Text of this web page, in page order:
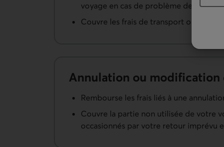
voyage en cas de problème de santé,
Couvre les frais de transport ou de
Annulation ou modification
Rembourse les frais liés à une
Couvre la partie non utilisée de votre
occasionnés par votre retour imprévu